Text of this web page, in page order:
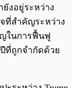
งอยู่ระหว่าง
ที่สำคัญระหว่าง
ในการฟื้นฟู
ที่ถูกจำกัดด้วย